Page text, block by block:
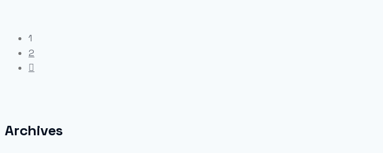
1
2
Archives